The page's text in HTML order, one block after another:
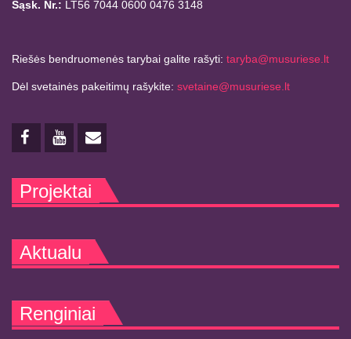
Sąsk. Nr.: LT56 7044 0600 0476 3148
Riešės bendruomenės tarybai galite rašyti: taryba@musuriese.lt
Dėl svetainės pakeitimų rašykite: svetaine@musuriese.lt
Projektai
Aktualu
Renginiai